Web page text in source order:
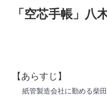
「空芯手帳」八
【あらすじ】
紙管製造会社に勤める柴